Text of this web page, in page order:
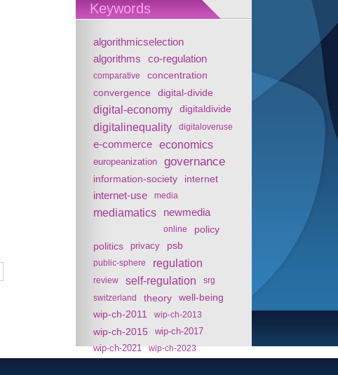
Keywords
algorithmicselection
algorithms
co-regulation
comparative concentration
convergence digital-divide
digital-economy digitaldivide
digitalinequality digitaloveruse
e-commerce economics
europeanization governance
information-society internet
internet-use media
mediamatics newmedia
online
policy
politics
privacy psb
public-sphere regulation
review self-regulation
srg
switzerland
theory
well-being
wip-ch-2011
wip-ch-2013
wip-ch-2015
wip-ch-2017
wip-ch-2021
wip-ch-2023